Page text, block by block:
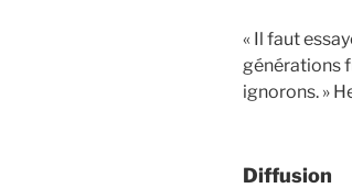
« Il faut
générations
ignorons. »
Diffusion